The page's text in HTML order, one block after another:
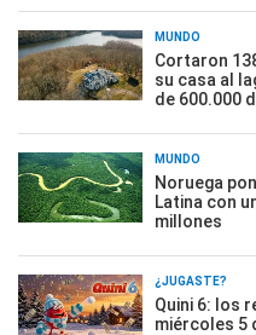
MUNDO
Cortaron
su casa al
de 600.000
MUNDO
Noruega
Latina con
millones
¿JUGASTE?
Quini 6: los
miércoles 5